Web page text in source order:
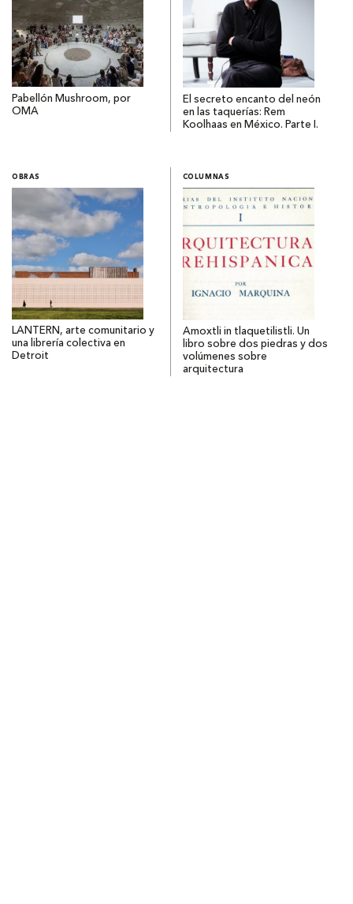
Pabellón Mushroom, por
OMA
El secreto encanto del neón
en las taquerías: Rem
Koolhaas en México. Parte I.
OBRAS
LANTERN, arte comunitario y
una librería colectiva en
Detroit
COLUMNAS
Amoxtli in tlaquetilistli. Un
libro sobre dos piedras y dos
volúmenes sobre
arquitectura